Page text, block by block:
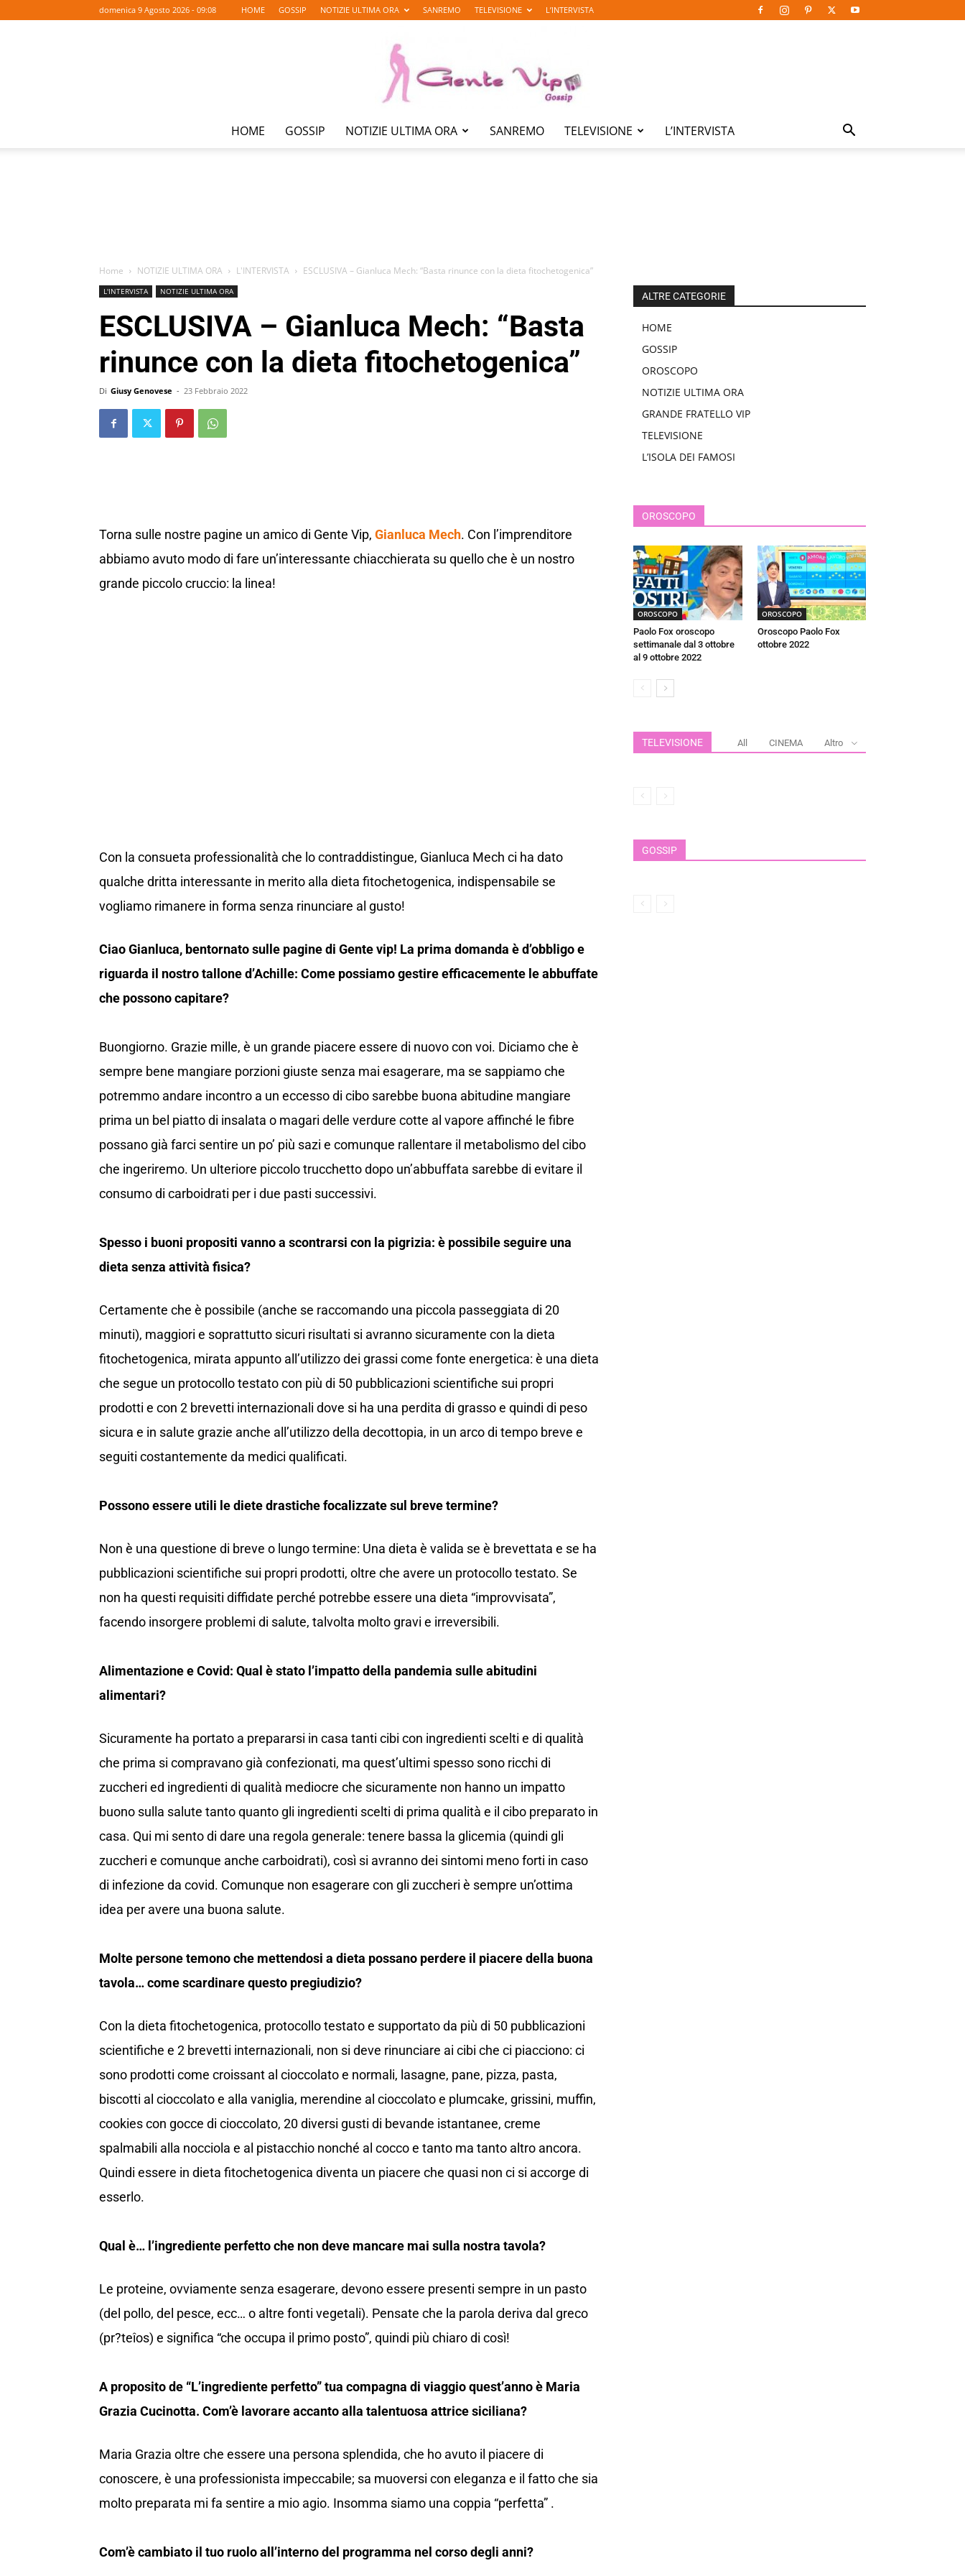
domenica 9 Agosto 2026 - 09:08 HOME GOSSIP NOTIZIE ULTIMA ORA SANREMO TELEVISIONE L’INTERVISTA
HOME GOSSIP NOTIZIE ULTIMA ORA SANREMO TELEVISIONE L’INTERVISTA
Home NOTIZIE ULTIMA ORA L'INTERVISTA ESCLUSIVA – Gianluca Mech: “Basta rinunce con la dieta fitochetogenica”
L'INTERVISTA NOTIZIE ULTIMA ORA
ESCLUSIVA – Gianluca Mech: “Basta
rinunce con la dieta fitochetogenica”
Di Giusy Genovese - 23 Febbraio 2022
Torna sulle nostre pagine un amico di Gente Vip, Gianluca Mech. Con l’imprenditore
abbiamo avuto modo di fare un’interessante chiacchierata su quello che è un nostro
grande piccolo cruccio: la linea!
Con la consueta professionalità che lo contraddistingue, Gianluca Mech ci ha dato
qualche dritta interessante in merito alla dieta fitochetogenica, indispensabile se
vogliamo rimanere in forma senza rinunciare al gusto!
Ciao Gianluca, bentornato sulle pagine di Gente vip! La prima domanda è d’obbligo e
riguarda il nostro tallone d’Achille: Come possiamo gestire efficacemente le abbuffate
che possono capitare?
Buongiorno. Grazie mille, è un grande piacere essere di nuovo con voi. Diciamo che è
sempre bene mangiare porzioni giuste senza mai esagerare, ma se sappiamo che
potremmo andare incontro a un eccesso di cibo sarebbe buona abitudine mangiare
prima un bel piatto di insalata o magari delle verdure cotte al vapore affinché le fibre
possano già farci sentire un po’ più sazi e comunque rallentare il metabolismo del cibo
che ingeriremo. Un ulteriore piccolo trucchetto dopo un’abbuffata sarebbe di evitare il
consumo di carboidrati per i due pasti successivi.
Spesso i buoni propositi vanno a scontrarsi con la pigrizia: è possibile seguire una
dieta senza attività fisica?
Certamente che è possibile (anche se raccomando una piccola passeggiata di 20
minuti), maggiori e soprattutto sicuri risultati si avranno sicuramente con la dieta
fitochetogenica, mirata appunto all’utilizzo dei grassi come fonte energetica: è una dieta
che segue un protocollo testato con più di 50 pubblicazioni scientifiche sui propri
prodotti e con 2 brevetti internazionali dove si ha una perdita di grasso e quindi di peso
sicura e in salute grazie anche all’utilizzo della decottopia, in un arco di tempo breve e
seguiti costantemente da medici qualificati.
Possono essere utili le diete drastiche focalizzate sul breve termine?
Non è una questione di breve o lungo termine: Una dieta è valida se è brevettata e se ha
pubblicazioni scientifiche sui propri prodotti, oltre che avere un protocollo testato. Se
non ha questi requisiti diffidate perché potrebbe essere una dieta “improvvisata”,
facendo insorgere problemi di salute, talvolta molto gravi e irreversibili.
Alimentazione e Covid: Qual è stato l’impatto della pandemia sulle abitudini
alimentari?
Sicuramente ha portato a prepararsi in casa tanti cibi con ingredienti scelti e di qualità
che prima si compravano già confezionati, ma quest’ultimi spesso sono ricchi di
zuccheri ed ingredienti di qualità mediocre che sicuramente non hanno un impatto
buono sulla salute tanto quanto gli ingredienti scelti di prima qualità e il cibo preparato in
casa. Qui mi sento di dare una regola generale: tenere bassa la glicemia (quindi gli
zuccheri e comunque anche carboidrati), così si avranno dei sintomi meno forti in caso
di infezione da covid. Comunque non esagerare con gli zuccheri è sempre un’ottima
idea per avere una buona salute.
Molte persone temono che mettendosi a dieta possano perdere il piacere della buona
tavola… come scardinare questo pregiudizio?
Con la dieta fitochetogenica, protocollo testato e supportato da più di 50 pubblicazioni
scientifiche e 2 brevetti internazionali, non si deve rinunciare ai cibi che ci piacciono: ci
sono prodotti come croissant al cioccolato e normali, lasagne, pane, pizza, pasta,
biscotti al cioccolato e alla vaniglia, merendine al cioccolato e plumcake, grissini, muffin,
cookies con gocce di cioccolato, 20 diversi gusti di bevande istantanee, creme
spalmabili alla nocciola e al pistacchio nonché al cocco e tanto ma tanto altro ancora.
Quindi essere in dieta fitochetogenica diventa un piacere che quasi non ci si accorge di
esserlo.
Qual è… l’ingrediente perfetto che non deve mancare mai sulla nostra tavola?
Le proteine, ovviamente senza esagerare, devono essere presenti sempre in un pasto
(del pollo, del pesce, ecc… o altre fonti vegetali). Pensate che la parola deriva dal greco
(pr?teîos) e significa “che occupa il primo posto”, quindi più chiaro di così!
A proposito de “L’ingrediente perfetto” tua compagna di viaggio quest’anno è Maria
Grazia Cucinotta. Com’è lavorare accanto alla talentuosa attrice siciliana?
Maria Grazia oltre che essere una persona splendida, che ho avuto il piacere di
conoscere, è una professionista impeccabile; sa muoversi con eleganza e il fatto che sia
molto preparata mi fa sentire a mio agio. Insomma siamo una coppia “perfetta” .
Com’è cambiato il tuo ruolo all’interno del programma nel corso degli anni?
ALTRE CATEGORIE
HOME
GOSSIP
OROSCOPO
NOTIZIE ULTIMA ORA
GRANDE FRATELLO VIP
TELEVISIONE
L’ISOLA DEI FAMOSI
OROSCOPO
OROSCOPO
Paolo Fox oroscopo
settimanale dal 3 ottobre
al 9 ottobre 2022
OROSCOPO
Oroscopo Paolo Fox
ottobre 2022
TELEVISIONE All CINEMA Altro
GOSSIP